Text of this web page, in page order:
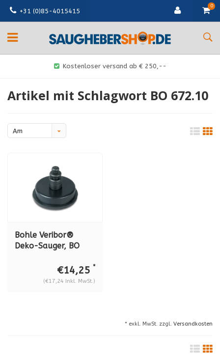
+31 (0)85-4015415
0
Kostenloser versand ab € 250,--
Artikel mit Schlagwort BO 672.10
Am
Bohle Veribor®
Deko-Sauger, BO
€14,25 *
(€17,24 Inkl. MwSt.)
* exkl. MwSt. zzgl. Versandkosten